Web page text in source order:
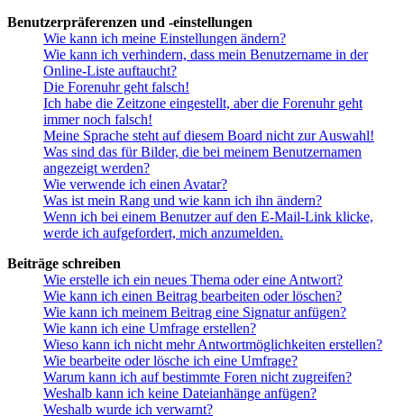
Benutzerpräferenzen und -einstellungen
Wie kann ich meine Einstellungen ändern?
Wie kann ich verhindern, dass mein Benutzername in der
Online-Liste auftaucht?
Die Forenuhr geht falsch!
Ich habe die Zeitzone eingestellt, aber die Forenuhr geht
immer noch falsch!
Meine Sprache steht auf diesem Board nicht zur Auswahl!
Was sind das für Bilder, die bei meinem Benutzernamen
angezeigt werden?
Wie verwende ich einen Avatar?
Was ist mein Rang und wie kann ich ihn ändern?
Wenn ich bei einem Benutzer auf den E-Mail-Link klicke,
werde ich aufgefordert, mich anzumelden.
Beiträge schreiben
Wie erstelle ich ein neues Thema oder eine Antwort?
Wie kann ich einen Beitrag bearbeiten oder löschen?
Wie kann ich meinem Beitrag eine Signatur anfügen?
Wie kann ich eine Umfrage erstellen?
Wieso kann ich nicht mehr Antwortmöglichkeiten erstellen?
Wie bearbeite oder lösche ich eine Umfrage?
Warum kann ich auf bestimmte Foren nicht zugreifen?
Weshalb kann ich keine Dateianhänge anfügen?
Weshalb wurde ich verwarnt?